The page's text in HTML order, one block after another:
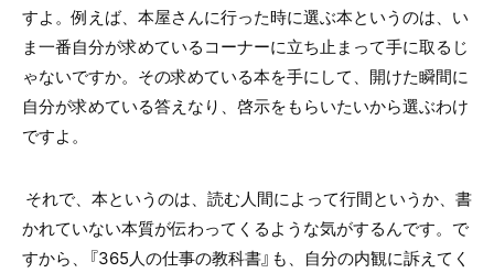
すよ。例えば、本屋さんに行った時に選ぶ本というのは、い
ま一番自分が求めているコーナーに立ち止まって手に取るじ
ゃないですか。その求めている本を手にして、開けた瞬間に
自分が求めている答えなり、啓示をもらいたいから選ぶわけ
ですよ。
それで、本というのは、読む人間によって行間というか、書
かれていない本質が伝わってくるような気がするんです。で
すから、『365人の仕事の教科書』も、自分の内観に訴えてく